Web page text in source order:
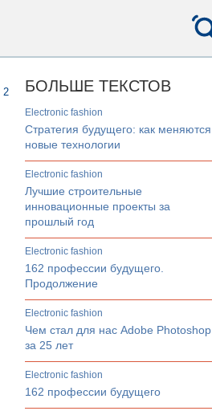
2 БОЛЬШЕ ТЕКСТОВ
electronic fashion
Стратегия будущего: как меняются
новые технологии
electronic fashion
Лучшие строительные
инновационные проекты за
прошлый год
electronic fashion
162 профессии будущего.
Продолжение
electronic fashion
Чем стал для нас Adobe Photoshop
за 25 лет
electronic fashion
162 профессии будущего